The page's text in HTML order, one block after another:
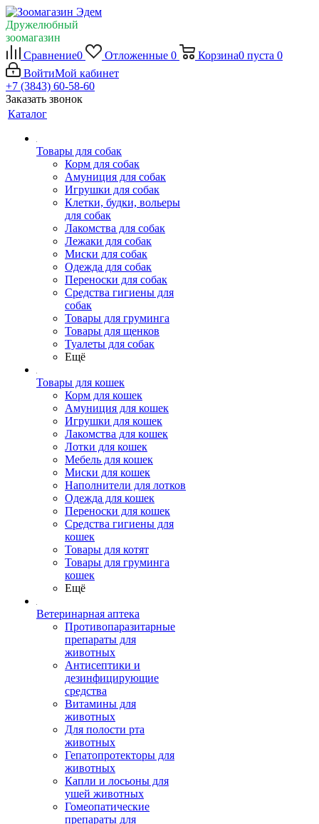
Дружелюбный
зоомагазин
Сравнение0 Отложенные 0 Корзина0 пуста 0
ВойтиМой кабинет
+7 (3843) 60-58-60
Заказать звонок
Каталог
Товары для собак
Корм для собак
Амуниция для собак
Игрушки для собак
Клетки, будки, вольеры
для собак
Лакомства для собак
Лежаки для собак
Миски для собак
Одежда для собак
Переноски для собак
Средства гигиены для
собак
Товары для груминга
Товары для щенков
Туалеты для собак
Ещё
Товары для кошек
Корм для кошек
Амуниция для кошек
Игрушки для кошек
Лакомства для кошек
Лотки для кошек
Мебель для кошек
Миски для кошек
Наполнители для лотков
Одежда для кошек
Переноски для кошек
Средства гигиены для
кошек
Товары для котят
Товары для груминга
кошек
Ещё
Ветеринарная аптека
Противопаразитарные
препараты для
животных
Антисептики и
дезинфицирующие
средства
Витамины для
животных
Для полости рта
животных
Гепатопротекторы для
животных
Капли и лосьоны для
ушей животных
Гомеопатические
препараты для